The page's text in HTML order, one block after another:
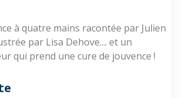
à quatre mains racontée par Julien
par Lisa Dehove.... et un
qui prend une cure de jouvence !